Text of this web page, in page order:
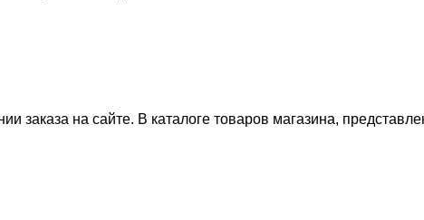
заказа на сайте. В каталоге товаров магазина,